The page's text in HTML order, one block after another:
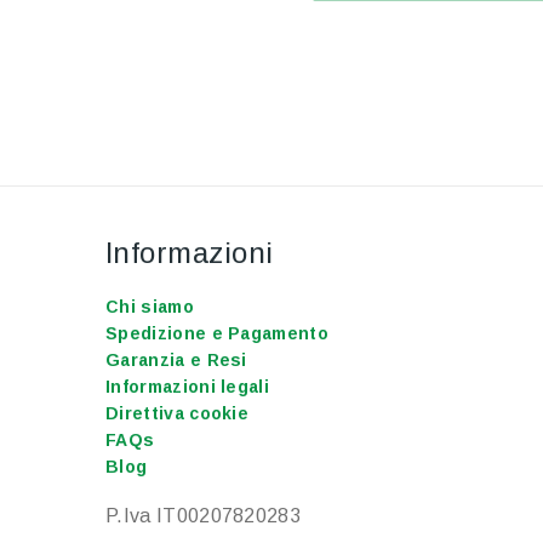
Informazioni
Chi siamo
Spedizione e Pagamento
Garanzia e Resi
Informazioni legali
Direttiva cookie
FAQs
Blog
P.Iva IT00207820283